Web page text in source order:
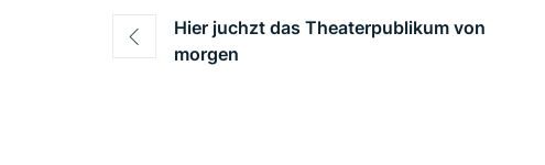
Beitragsnavigation
Hier juchzt das Theaterpublikum von
morgen